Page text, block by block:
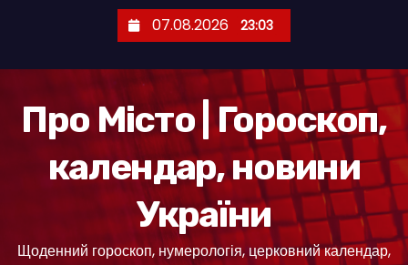
07.08.2026 23:03
Про Місто | Гороскоп,
календар, новини
України
Щоденний гороскоп, нумерологія, церковний календар,